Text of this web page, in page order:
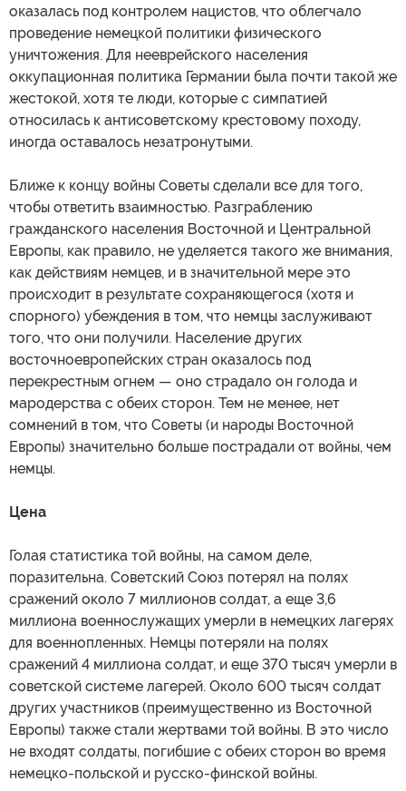
оказалась под контролем нацистов, что облегчало
проведение немецкой политики физического
уничтожения. Для нееврейского населения
оккупационная политика Германии была почти такой же
жестокой, хотя те люди, которые с симпатией
относилась к антисоветскому крестовому походу,
иногда оставалось незатронутыми.
Ближе к концу войны Советы сделали все для того,
чтобы ответить взаимностью. Разграблению
гражданского населения Восточной и Центральной
Европы, как правило, не уделяется такого же внимания,
как действиям немцев, и в значительной мере это
происходит в результате сохраняющегося (хотя и
спорного) убеждения в том, что немцы заслуживают
того, что они получили. Население других
восточноевропейских стран оказалось под
перекрестным огнем — оно страдало он голода и
мародерства с обеих сторон. Тем не менее, нет
сомнений в том, что Советы (и народы Восточной
Европы) значительно больше пострадали от войны, чем
немцы.
Цена
Голая статистика той войны, на самом деле,
поразительна. Советский Союз потерял на полях
сражений около 7 миллионов солдат, а еще 3,6
миллиона военнослужащих умерли в немецких лагерях
для военнопленных. Немцы потеряли на полях
сражений 4 миллиона солдат, и еще 370 тысяч умерли в
советской системе лагерей. Около 600 тысяч солдат
других участников (преимущественно из Восточной
Европы) также стали жертвами той войны. В это число
не входят солдаты, погибшие с обеих сторон во время
немецко-польской и русско-финской войны.